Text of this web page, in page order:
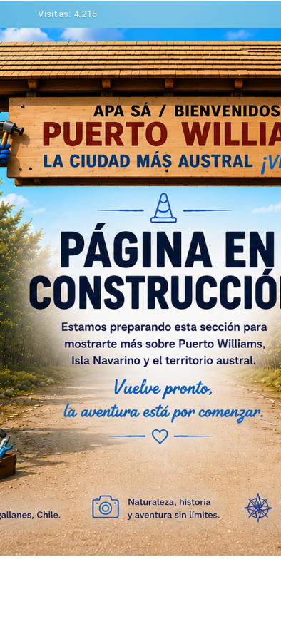
Visitas: 4.215